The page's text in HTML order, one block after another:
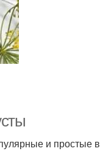
и простые в